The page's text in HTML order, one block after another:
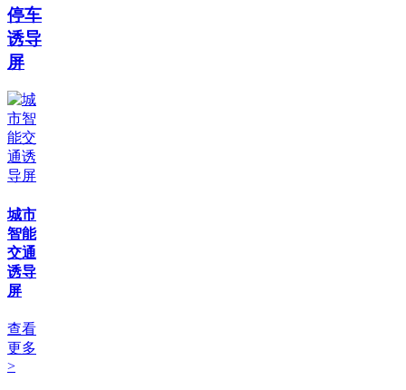
停车
诱导
屏
城市
智能
交通
诱导
屏
查看
更多
>